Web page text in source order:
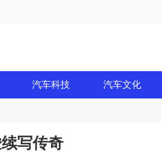
汽车科技 汽车文化
写传奇